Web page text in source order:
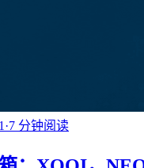
·7 分钟阅读